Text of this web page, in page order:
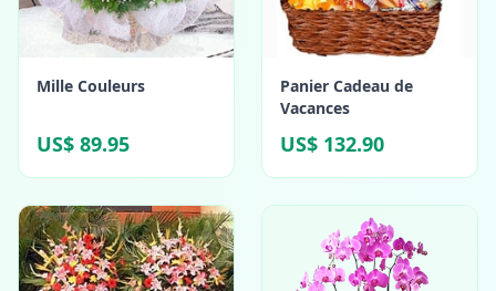
Mille Couleurs
US$ 89.95
Panier Cadeau de
Vacances
US$ 132.90